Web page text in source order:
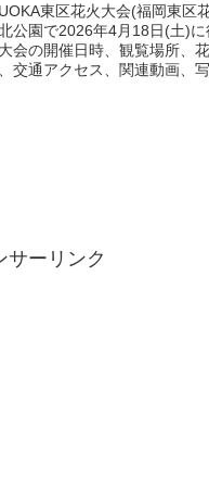
東区花火大会(福岡東区
公園で2026年4月18日(土)
会の開催日時、観覧場所、
交通アクセス、関連動画、
サーリンク